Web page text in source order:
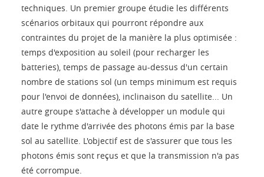
techniques. Un premier groupe étudie les différents
scénarios orbitaux qui pourront répondre aux
contraintes du projet de la manière la plus optimisée :
temps d'exposition au soleil (pour recharger les
batteries), temps de passage au-dessus d'un certain
nombre de stations sol (un temps minimum est requis
pour l'envoi de données), inclinaison du satellite... Un
autre groupe s'attache à développer un module qui
date le rythme d'arrivée des photons émis par la base
sol au satellite. L'objectif est de s'assurer que tous les
photons émis sont reçus et que la transmission n'a pas
été corrompue.